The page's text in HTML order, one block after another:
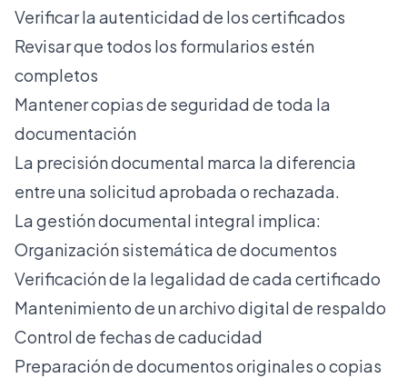
Verificar la autenticidad de los certificados
Revisar que todos los formularios estén
completos
Mantener copias de seguridad de toda la
documentación
La precisión documental marca la diferencia
entre una solicitud aprobada o rechazada.
Lagestión documental integral implica:
Organización sistemática de documentos
Verificación de la legalidad de cada certificado
Mantenimiento de un archivo digital de respaldo
Control de fechas de caducidad
Preparación de documentos originales o copias